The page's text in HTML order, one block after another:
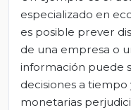
especializado en
es posible prever
de una empresa o
información puede
decisiones a
monetarias